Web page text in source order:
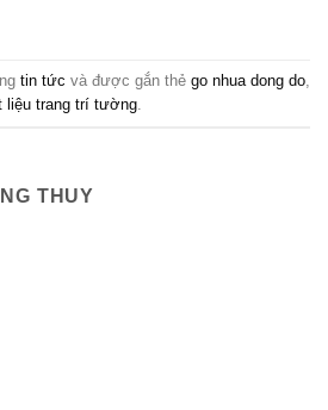
tin tức và được gắn thẻ go nhua dong do,
liệu trang trí tường.
THUY